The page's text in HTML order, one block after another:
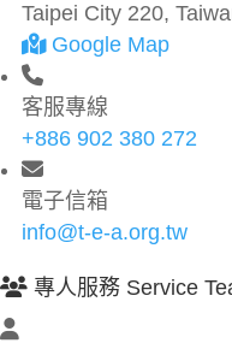
Taipei City 220,
Google Map
客服專線
+886 902 380 272
電子信箱
info@t-e-a.org.tw
專人服務 Service